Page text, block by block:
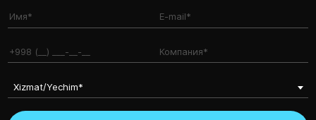
Xizmat/Yechim*